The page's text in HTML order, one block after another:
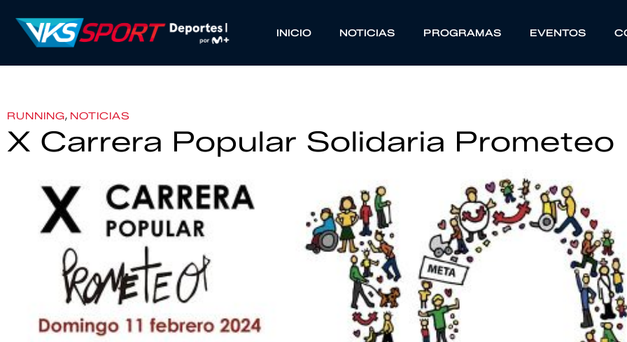
INICIO NOTICIAS PROGRAMAS EVENTOS
RUNNING, NOTICIAS
X Carrera Popular Solidaria Prometeo